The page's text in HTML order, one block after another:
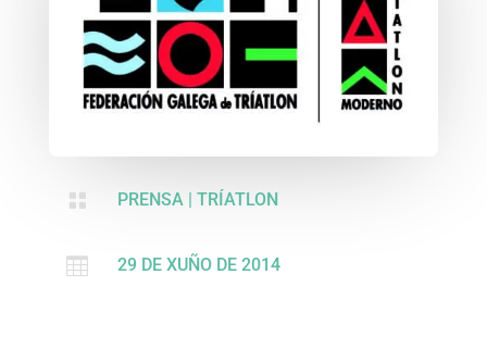
 PRENSA | TRÍATLON
 29 DE XUÑO DE 2014